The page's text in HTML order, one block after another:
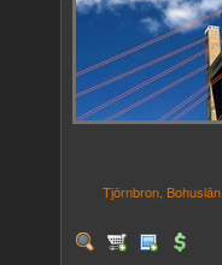
Tjörnbron, Bohuslän